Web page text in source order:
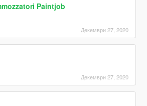
Paintjob
Декември 27, 2020
Декември 27, 2020